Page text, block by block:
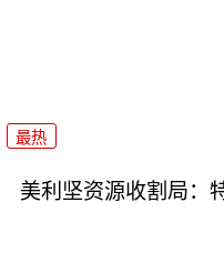
最热
美利坚资源收割局：